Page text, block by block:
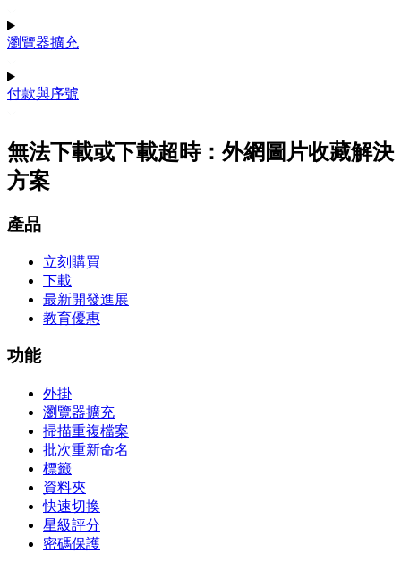
瀏覽器擴充
付款與序號
無法下載或下載超時：外網圖片收藏解決
方案
產品
立刻購買
下載
最新開發進展
教育優惠
功能
外掛
瀏覽器擴充
掃描重複檔案
批次重新命名
標籤
資料夾
快速切換
星級評分
密碼保護